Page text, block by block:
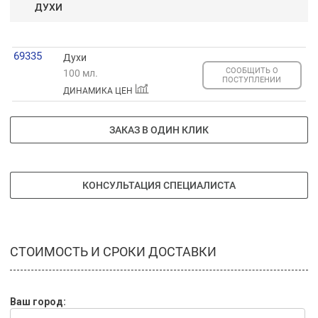
ДУХИ
69335
Духи
100 мл.
ДИНАМИКА ЦЕН
СООБЩИТЬ О
ПОСТУПЛЕНИИ
ЗАКАЗ В ОДИН КЛИК
КОНСУЛЬТАЦИЯ СПЕЦИАЛИСТА
СТОИМОСТЬ И СРОКИ ДОСТАВКИ
Ваш город: